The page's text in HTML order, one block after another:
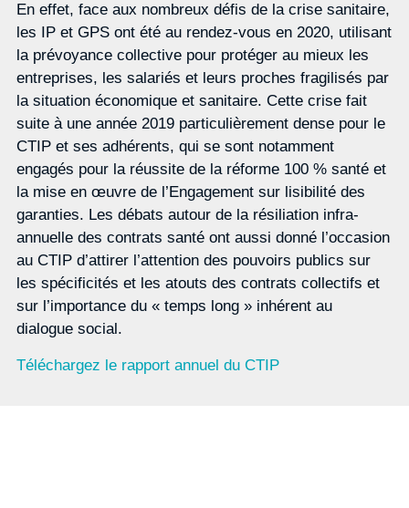
En effet, face aux nombreux défis de la crise sanitaire,
les IP et GPS ont été au rendez-vous en 2020, utilisant
la prévoyance collective pour protéger au mieux les
entreprises, les salariés et leurs proches fragilisés par
la situation économique et sanitaire. Cette crise fait
suite à une année 2019 particulièrement dense pour le
CTIP et ses adhérents, qui se sont notamment
engagés pour la réussite de la réforme 100 % santé et
la mise en œuvre de l’Engagement sur lisibilité des
garanties. Les débats autour de la résiliation infra-
annuelle des contrats santé ont aussi donné l’occasion
au CTIP d’attirer l’attention des pouvoirs publics sur
les spécificités et les atouts des contrats collectifs et
sur l’importance du « temps long » inhérent au
dialogue social.
Téléchargez le rapport annuel du CTIP